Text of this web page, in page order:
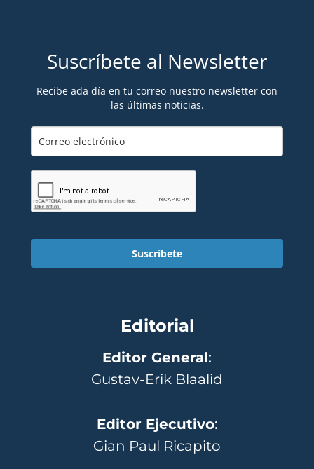
Suscríbete al Newsletter
Recibe ada día en tu correo nuestro newsletter con
las últimas noticias.
Suscríbete
Editorial
Editor General:
Gustav-Erik Blaalid
Editor Ejecutivo:
Gian Paul Ricapito